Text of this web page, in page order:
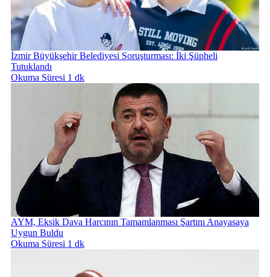
İzmir Büyükşehir Belediyesi Soruşturması: İki Şüpheli
Tutuklandı
Okuma Süresi 1 dk
AYM, Eksik Dava Harcının Tamamlanması Şartını Anayasaya
Uygun Buldu
Okuma Süresi 1 dk